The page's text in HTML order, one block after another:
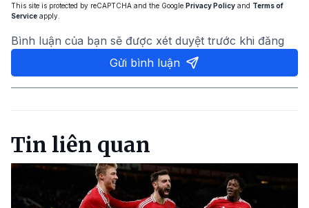
This site is protected by reCAPTCHA and the Google Privacy Policy and Terms of
Service apply.
Bình luận của bạn sẽ được xét duyệt trước khi đăng
Gửi bình luận
Tin liên quan